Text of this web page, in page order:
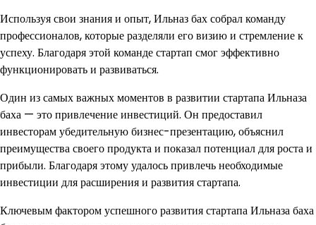
Используя свои знания и опыт, Ильназ бах собрал команду
профессионалов, которые разделяли его визию и стремление к
успеху. Благодаря этой команде стартап смог эффективно
функционировать и развиваться.
Один из самых важных моментов в развитии стартапа Ильназа
баха — это привлечение инвестиций. Он предоставил
инвесторам убедительную бизнес-презентацию, объяснил
преимущества своего продукта и показал потенциал для роста и
прибыли. Благодаря этому удалось привлечь необходимые
инвестиции для расширения и развития стартапа.
Ключевым фактором успешного развития стартапа Ильназа баха